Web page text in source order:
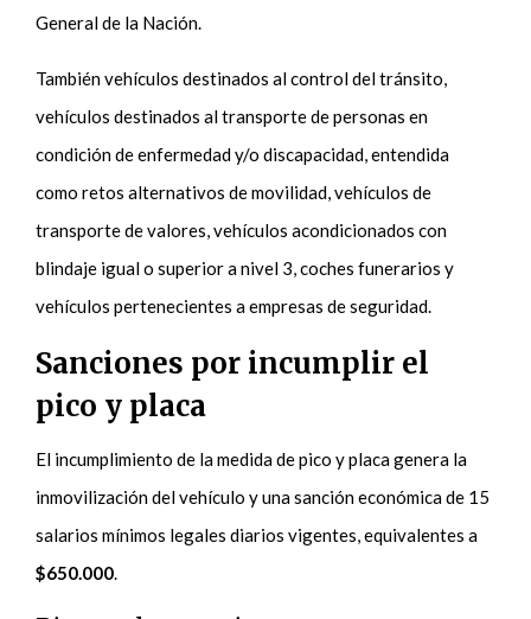
General de la Nación.
También vehículos destinados al control del tránsito,
vehículos destinados al transporte de personas en
condición de enfermedad y/o discapacidad, entendida
como retos alternativos de movilidad, vehículos de
transporte de valores, vehículos acondicionados con
blindaje igual o superior a nivel 3, coches funerarios y
vehículos pertenecientes a empresas de seguridad.
Sanciones por incumplir el
pico y placa
El incumplimiento de la medida de pico y placa genera la
inmovilización del vehículo y una sanción económica de 15
salarios mínimos legales diarios vigentes, equivalentes a
$650.000.